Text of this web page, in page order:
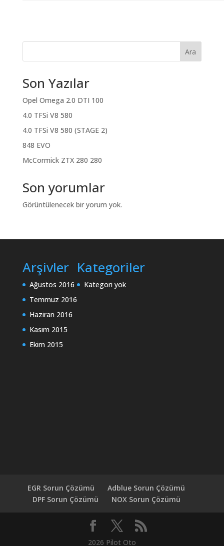
Ara
Son Yazılar
Opel Omega 2.0 DTI 100
4.0 TFSi V8 580
4.0 TFSi V8 580 (STAGE 2)
848 EVO
McCormick ZTX 280 280
Son yorumlar
Görüntülenecek bir yorum yok.
Arşivler
Ağustos 2016
Temmuz 2016
Haziran 2016
Kasım 2015
Ekim 2015
Kategoriler
Kategori yok
EGR Sorun Çözümü
Adblue Sorun Çözümü
DPF Sorun Çözümü
NOX Sorun Çözümü
2026 Pilot Oto